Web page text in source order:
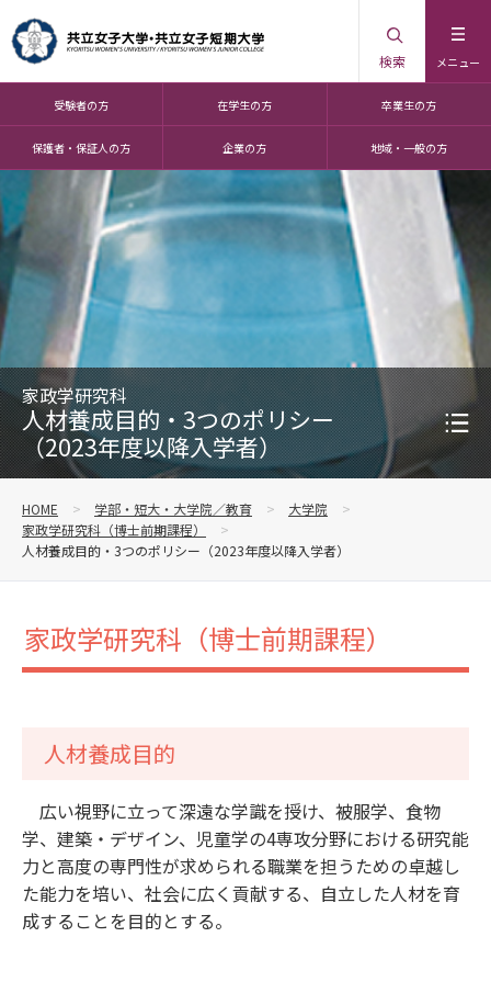
メニュー
検索
受験者の方 在学生の方 卒業生の方
保護者・保証人の方 企業の方 地域・一般の方
家政学研究科
人材養成目的・3つのポリシー
（2023年度以降入学者）
HOME 学部・短大・大学院／教育
大学院
家政学研究科（博士前期課程）
人材養成目的・3つのポリシー（2023年度以降入学者）
家政学研究科（博士前期課程）
人材養成目的
広い視野に立って深遠な学識を授け、被服学、食物
学、建築・デザイン、児童学の4専攻分野における研究能
力と高度の専門性が求められる職業を担うための卓越し
た能力を培い、社会に広く貢献する、自立した人材を育
成することを目的とする。